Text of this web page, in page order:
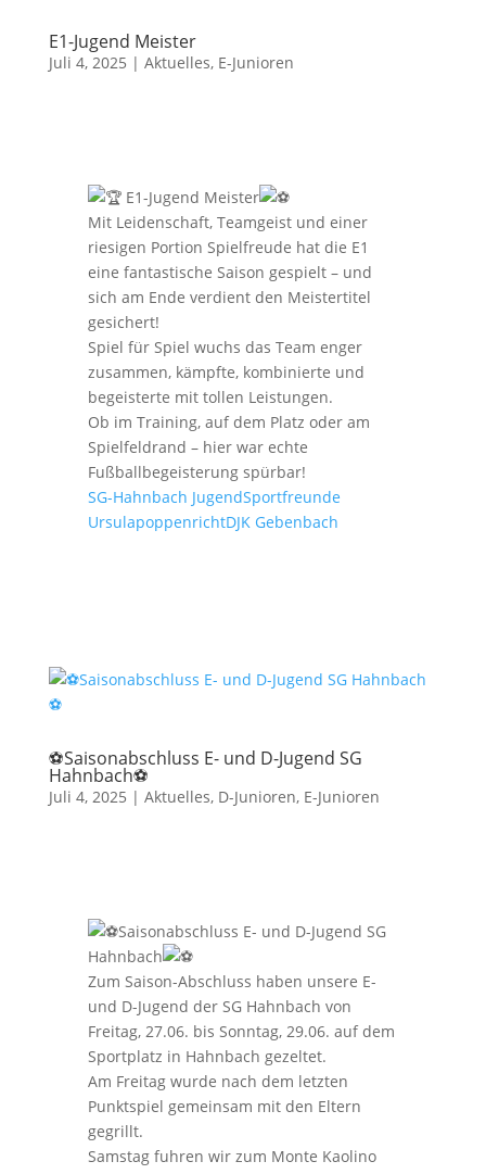
E1-Jugend Meister
Juli 4, 2025 | Aktuelles, E-Junioren
E1-Jugend Meister
Mit Leidenschaft, Teamgeist und einer
riesigen Portion Spielfreude hat die E1
eine fantastische Saison gespielt – und
sich am Ende verdient den Meistertitel
gesichert!
Spiel für Spiel wuchs das Team enger
zusammen, kämpfte, kombinierte und
begeisterte mit tollen Leistungen.
Ob im Training, auf dem Platz oder am
Spielfeldrand – hier war echte
Fußballbegeisterung spürbar!
SG-Hahnbach JugendSportfreunde
UrsulapoppenrichtDJK Gebenbach
⚽️Saisonabschluss E- und D-Jugend SG
Hahnbach⚽️
Juli 4, 2025 | Aktuelles, D-Junioren, E-Junioren
Saisonabschluss E- und D-Jugend SG
Hahnbach
Zum Saison-Abschluss haben unsere E-
und D-Jugend der SG Hahnbach von
Freitag, 27.06. bis Sonntag, 29.06. auf dem
Sportplatz in Hahnbach gezeltet.
Am Freitag wurde nach dem letzten
Punktspiel gemeinsam mit den Eltern
gegrillt.
Samstag fuhren wir zum Monte Kaolino